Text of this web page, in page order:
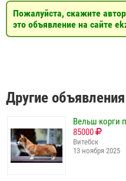
Пожалуйста, скажите
это объявление на сайте
Другие
Вельш корги
85000
Витебск
13 ноября 2025